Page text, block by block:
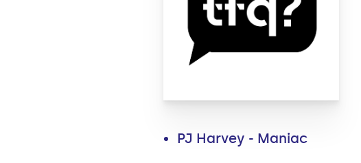
PJ Harvey - Maniac